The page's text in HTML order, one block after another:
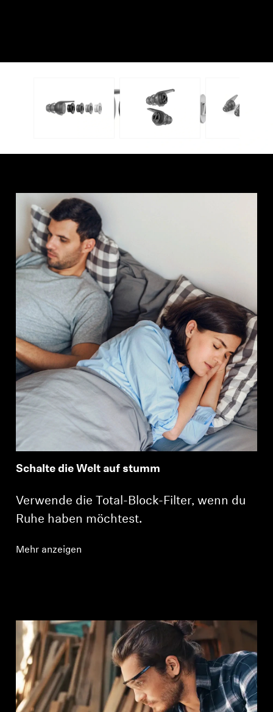
Schalte die Welt auf stumm
Verwende die Total-Block-Filter, wenn du
Ruhe haben möchtest.
Mehr anzeigen